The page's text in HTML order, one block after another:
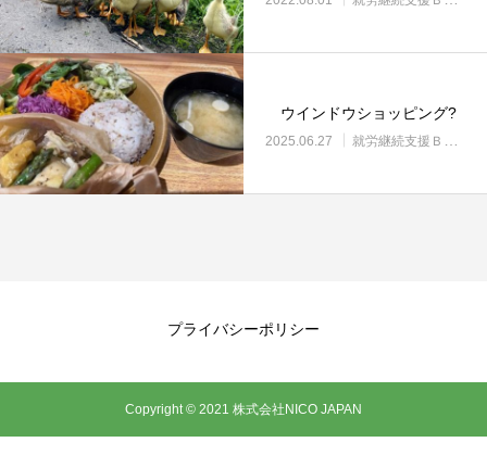
ウインドウショッピング?
2025.06.27 就労継続支援Ｂ型・ニコプレイス
プライバシーポリシー
Copyright © 2021 株式会社NICO JAPAN